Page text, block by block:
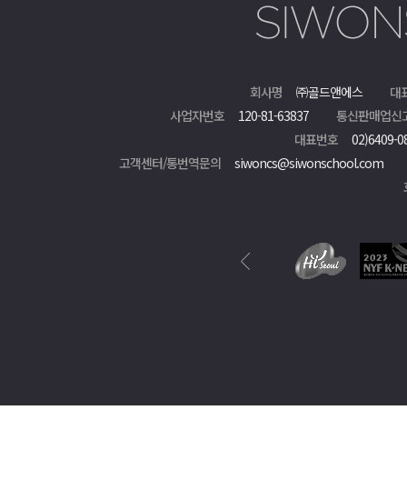
회사명 ㈜골드앤에스
대
사업자번호
120-81-63837
통신판매업신
대표번호
02)6409-
고객센터/통번역문의
siwoncs@siwonschool.com